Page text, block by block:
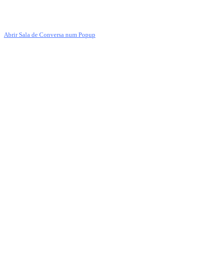
Abrir Sala de Conversa num Popup